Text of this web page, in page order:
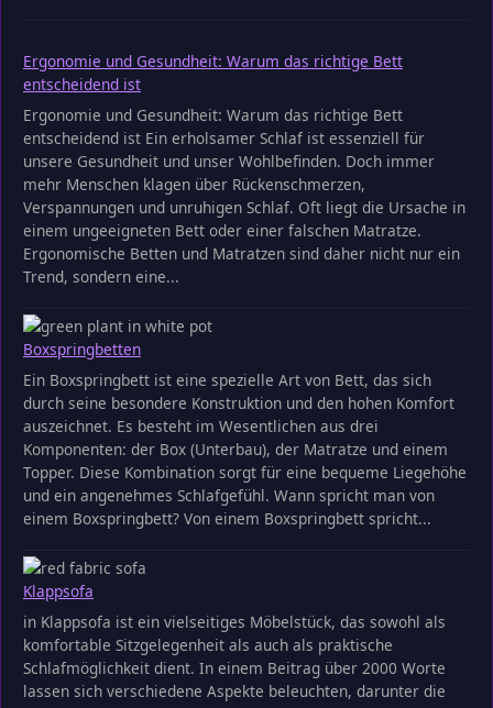
Ergonomie und Gesundheit: Warum das richtige Bett
entscheidend ist
Ergonomie und Gesundheit: Warum das richtige Bett
entscheidend ist Ein erholsamer Schlaf ist essenziell für
unsere Gesundheit und unser Wohlbefinden. Doch immer
mehr Menschen klagen über Rückenschmerzen,
Verspannungen und unruhigen Schlaf. Oft liegt die Ursache in
einem ungeeigneten Bett oder einer falschen Matratze.
Ergonomische Betten und Matratzen sind daher nicht nur ein
Trend, sondern eine...
Boxspringbetten
Ein Boxspringbett ist eine spezielle Art von Bett, das sich
durch seine besondere Konstruktion und den hohen Komfort
auszeichnet. Es besteht im Wesentlichen aus drei
Komponenten: der Box (Unterbau), der Matratze und einem
Topper. Diese Kombination sorgt für eine bequeme Liegehöhe
und ein angenehmes Schlafgefühl. Wann spricht man von
einem Boxspringbett? Von einem Boxspringbett spricht...
Klappsofa
in Klappsofa ist ein vielseitiges Möbelstück, das sowohl als
komfortable Sitzgelegenheit als auch als praktische
Schlafmöglichkeit dient. In einem Beitrag über 2000 Worte
lassen sich verschiedene Aspekte beleuchten, darunter die